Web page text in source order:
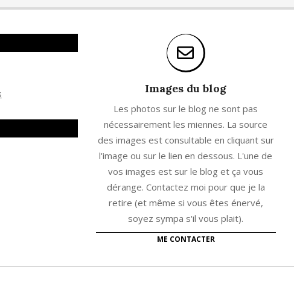
Images du blog
Les photos sur le blog ne sont pas
nécessairement les miennes. La source
des images est consultable en cliquant sur
l'image ou sur le lien en dessous. L'une de
vos images est sur le blog et ça vous
dérange. Contactez moi pour que je la
retire (et même si vous êtes énervé,
soyez sympa s'il vous plait).
ME CONTACTER